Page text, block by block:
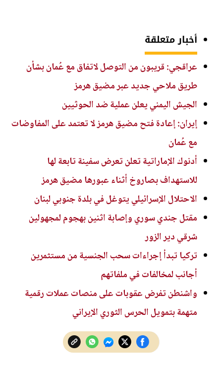
أخبار متعلقة
عراقجي: قريبون من التوصل لاتفاق مع عُمان بشأن
طريق ملاحي جديد عبر مضيق هرمز
الجيش اليمني يعلن عملية ضد الحوثيين
إيران: إعادة فتح مضيق هرمز لا تعتمد على المفاوضات
مع عُمان
أدنوك الإماراتية تعلن تعرض سفينة تابعة لها
للاستهداف بصاروخ أثناء عبورها مضيق هرمز
الاحتلال الإسرائيلي يتوغل في بلدة جنوبي لبنان
مقتل جندي سوري وإصابة اثنين بهجوم لمجهولين
شرقي دير الزور
تركيا تبدأ إجراءات سحب الجنسية من مستثمرين
أجانب لمخالفات في ملفاتهم
واشنطن تفرض عقوبات على منصات عملات رقمية
متهمة بتمويل الحرس الثوري الإيراني